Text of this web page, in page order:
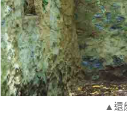
▲還能與可愛的